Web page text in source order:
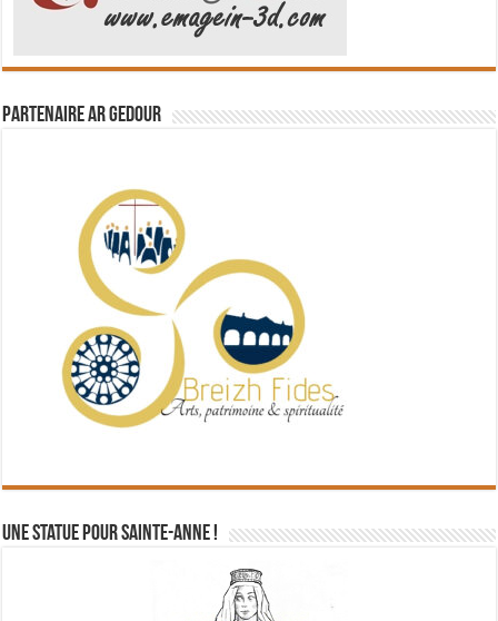
Partenaire Ar Gedour
Une statue pour Sainte-Anne !